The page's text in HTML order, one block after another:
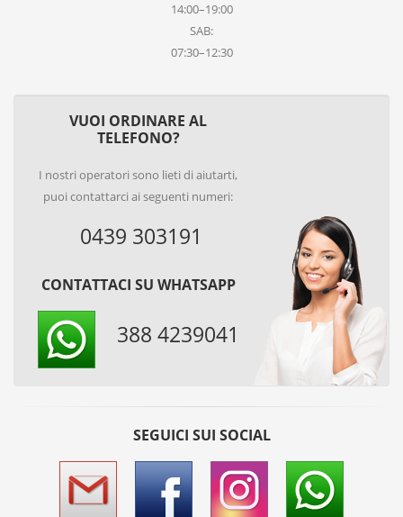
14:00–19:00
SAB:
07:30–12:30
VUOI ORDINARE AL
TELEFONO?
I nostri operatori sono lieti di aiutarti,
puoi contattarci ai seguenti numeri:
0439 303191
CONTATTACI SU WHATSAPP
388 4239041
SEGUICI SUI SOCIAL